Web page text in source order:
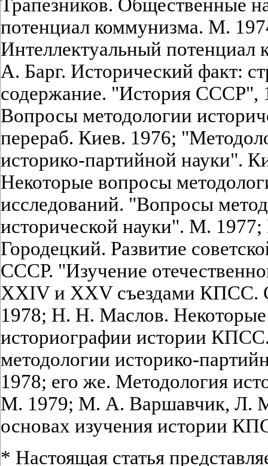
Трапезников. Общественные
потенциал коммунизма. М.
Интеллектуальный
А. Барг. Исторический факт:
содержание. "История СССР",
Вопросы методологии
перераб. Киев. 1976;
историко-партийной науки".
Некоторые вопросы
исследований. "Вопросы
исторической науки". М.
Городецкий. Развитие
СССР. "Изучение
XXIV и XXV съездами КПСС.
1978; Н. Н. Маслов.
историографии истории
методологии историко-
1978; его же. Методология
М. 1979; М. А. Варшавчик, Л.
основах изучения истории
* Настоящая статья